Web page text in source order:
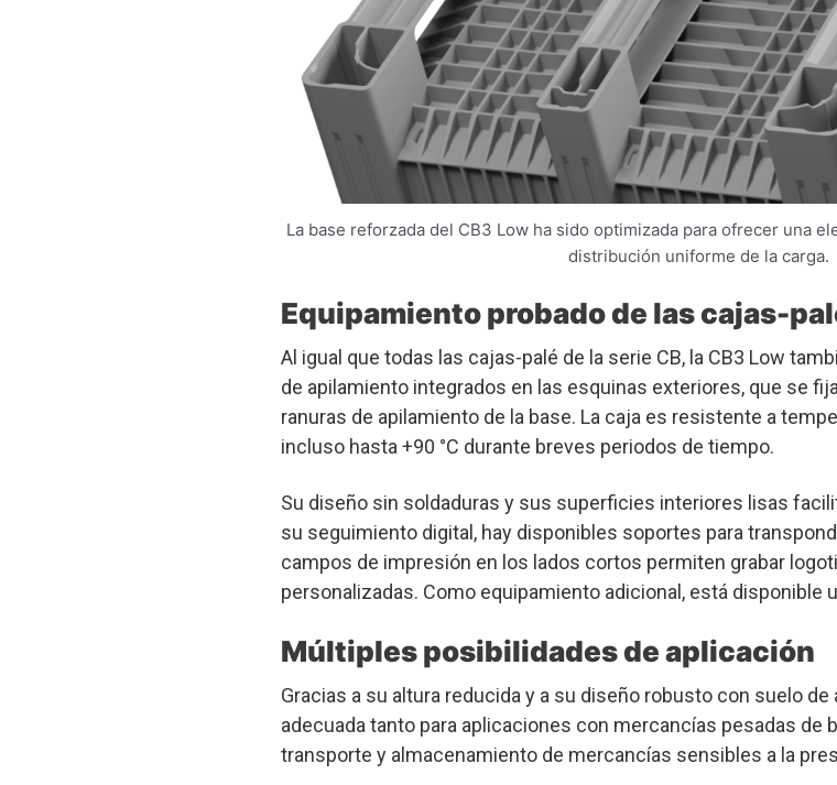
La base reforzada del CB3 Low ha sido optimizada para ofrecer una
distribución uniforme de la carga.
Equipamiento probado de las cajas-
Al igual que todas las cajas-palé de la serie CB, la CB3 Low
de apilamiento integrados en las esquinas exteriores, que se
ranuras de apilamiento de la base. La caja es resistente a
incluso hasta +90 °C durante breves periodos de tiempo.
Su diseño sin soldaduras y sus superficies interiores lisas
su seguimiento digital, hay disponibles soportes para
campos de impresión en los lados cortos permiten grabar
personalizadas. Como equipamiento adicional, está disponible
Múltiples posibilidades de aplicación
Gracias a su altura reducida y a su diseño robusto con suelo de
adecuada tanto para aplicaciones con mercancías pesadas de
transporte y almacenamiento de mercancías sensibles a la